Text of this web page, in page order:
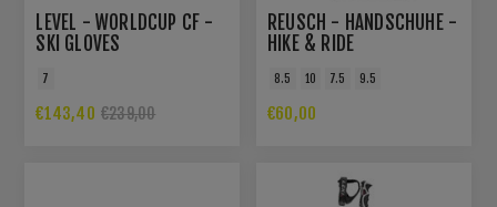
LEVEL - WORLDCUP CF -
SKI GLOVES
7
€143,40 €239,00
REUSCH - HANDSCHUHE -
HIKE & RIDE
8.5 10 7.5 9.5
€60,00